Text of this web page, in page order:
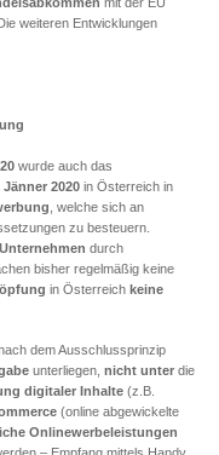
weiteren Entwicklungen
wurde auch das
Jänner 2020 in Österreich in
, welche sich an
zu besteuern.
durch
bisher regelmäßig keine
in Österreich keine
dem Ausschlussprinzip
unterliegen, nicht unter die
digitaler Inhalte (z.B.
(online abgewickelte
Onlinewerbeleistungen